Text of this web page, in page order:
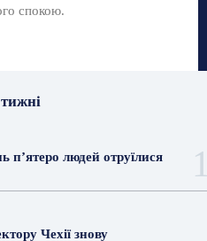
спокою.
п’ятеро людей отруїлися
Чехії знову